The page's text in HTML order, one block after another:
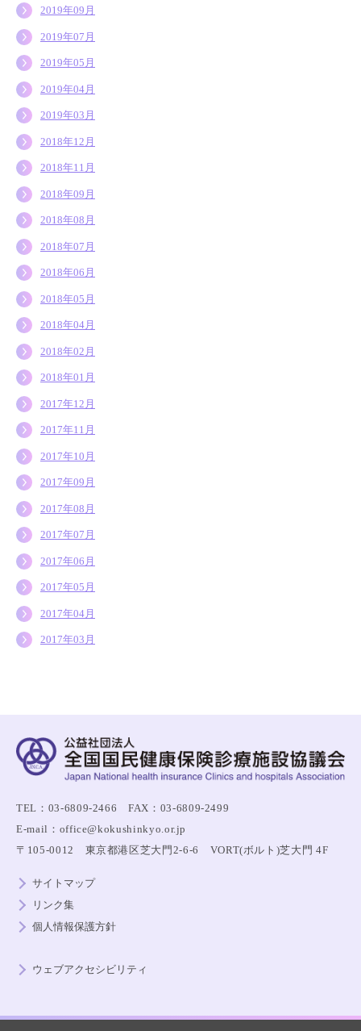
2019年09月
2019年07月
2019年05月
2019年04月
2019年03月
2018年12月
2018年11月
2018年09月
2018年08月
2018年07月
2018年06月
2018年05月
2018年04月
2018年02月
2018年01月
2017年12月
2017年11月
2017年10月
2017年09月
2017年08月
2017年07月
2017年06月
2017年05月
2017年04月
2017年03月
TEL：03-6809-2466 FAX：03-6809-2499
E-mail：office@kokushinkyo.or.jp
〒105-0012 東京都港区芝大門2-6-6 VORT(ボルト)芝大門 4F
サイトマップ
リンク集
個人情報保護方針
ウェブアクセシビリティ